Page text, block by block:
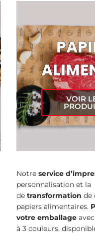
VOIR
Notre service
personnalisation et la
de transformation de
papiers alimentaires.
votre emballageavec
à 3 couleurs,